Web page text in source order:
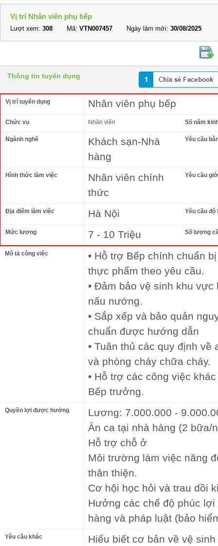
Vị trí Nhân viên phụ bếp
Lượt xem: 308 Mã: VTN007457 Ngày làm mới: 30/08/2025
Thông tin tuyển dụng
Vị trí tuyển dụng Nhân viên phụ bếp
Chức vụ Nhân viên Số năm
Ngành nghề
Khách sạn-Nhà
hàng
Yêu cầu
Hình thức làm việc
Nhân viên chính
thức
Yêu cầu
Địa điểm làm việc Hà Nội Yêu cầu độ
Mức lương 7 - 10 Triệu Số lượng
Mô tả công việc
• Hỗ trợ Bếp chính chuẩn
thực phẩm theo yêu cầu.
• Đảm bảo vệ sinh khu
nấu nướng.
• Sắp xếp và bảo quản
chuẩn được hướng dẫn
• Tuân thủ các quy định
và phòng cháy chữa cháy.
• Hỗ trợ các công việc
Bếp trưởng.
Quyền lợi được hưởng
Lương: 7.000.000 -
Ăn ca tại nhà hàng (2 bữa/
Hỗ trợ chỗ ở
Môi trường làm việc năng
thân thiện.
Cơ hội học hỏi và trau dồi
Hưởng các chế độ phúc
hàng và pháp luật (bảo
Yêu cầu khác
Hiểu biết cơ bản về vệ